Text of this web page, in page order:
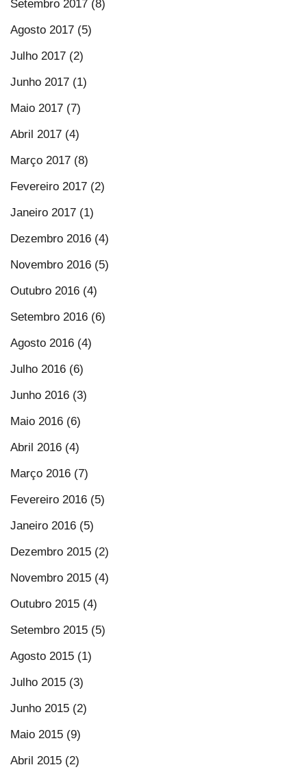
Setembro 2017 (8)
Agosto 2017 (5)
Julho 2017 (2)
Junho 2017 (1)
Maio 2017 (7)
Abril 2017 (4)
Março 2017 (8)
Fevereiro 2017 (2)
Janeiro 2017 (1)
Dezembro 2016 (4)
Novembro 2016 (5)
Outubro 2016 (4)
Setembro 2016 (6)
Agosto 2016 (4)
Julho 2016 (6)
Junho 2016 (3)
Maio 2016 (6)
Abril 2016 (4)
Março 2016 (7)
Fevereiro 2016 (5)
Janeiro 2016 (5)
Dezembro 2015 (2)
Novembro 2015 (4)
Outubro 2015 (4)
Setembro 2015 (5)
Agosto 2015 (1)
Julho 2015 (3)
Junho 2015 (2)
Maio 2015 (9)
Abril 2015 (2)